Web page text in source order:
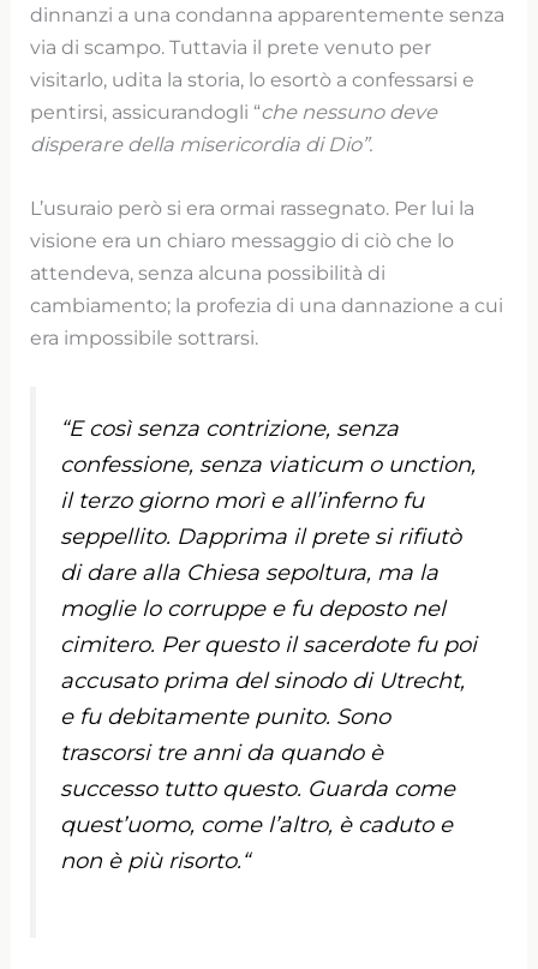
dinnanzi a una condanna apparentemente senza
via di scampo. Tuttavia il prete venuto per
visitarlo, udita la storia, lo esortò a confessarsi e
pentirsi, assicurandogli “che nessuno deve
disperare della misericordia di Dio”.
L’usuraio però si era ormai rassegnato. Per lui la
visione era un chiaro messaggio di ciò che lo
attendeva, senza alcuna possibilità di
cambiamento; la profezia di una dannazione a cui
era impossibile sottrarsi.
“E così senza contrizione, senza
confessione, senza viaticum o unction,
il terzo giorno morì e all’inferno fu
seppellito. Dapprima il prete si rifiutò
di dare alla Chiesa sepoltura, ma la
moglie lo corruppe e fu deposto nel
cimitero. Per questo il sacerdote fu poi
accusato prima del sinodo di Utrecht,
e fu debitamente punito. Sono
trascorsi tre anni da quando è
successo tutto questo. Guarda come
quest’uomo, come l’altro, è caduto e
non è più risorto.“